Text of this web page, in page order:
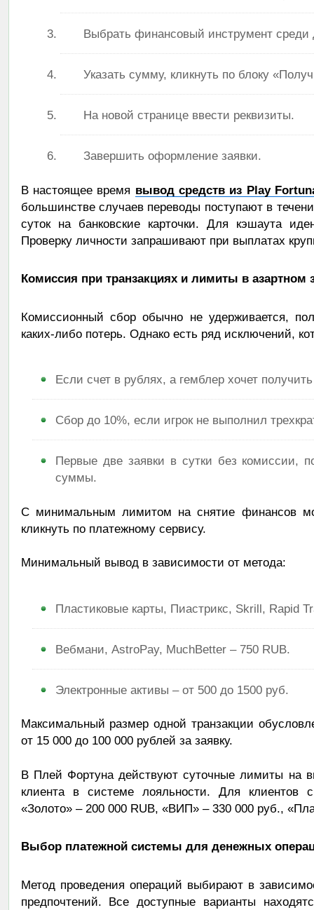
Выбрать финансовый инструмент среди
Указать сумму, кликнуть по блоку
На новой странице ввести реквизиты.
Завершить оформление заявки.
В настоящее время вывод средств из Play
большинстве случаев переводы поступают в
суток на банковские карточки. Для кэшаута
Проверку личности запрашивают при выплатах
Комиссия при транзакциях и лимиты в азартном
Комиссионный сбор обычно не удерживается,
каких-либо потерь. Однако есть ряд исключений,
Если счет в рублях, а гемблер хочет
Сбор до 10%, если игрок не выполнил
Первые две заявки в сутки без комиссии,
суммы.
С минимальным лимитом на снятие финансов
кликнуть по платежному сервису.
Минимальный вывод в зависимости от метода:
Пластиковые карты, Пиастрикс, Skrill, Rapid
Вебмани, AstroPay, MuchBetter – 750 RUB.
Электронные активы – от 500 до 1500 руб.
Максимальный размер одной транзакции
от 15 000 до 100 000 рублей за заявку.
В Плей Фортуна действуют суточные лимиты на
клиента в системе лояльности. Для клиентов
«Золото» – 200 000 RUB, «ВИП» – 330 000 руб.,
Выбор платежной системы для денежных
Метод проведения операций выбирают в
предпочтений. Все доступные варианты